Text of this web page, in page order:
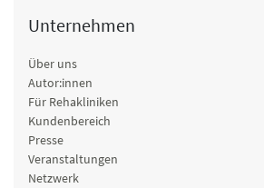
Unternehmen
Über uns
Autor:innen
Für Rehakliniken
Kundenbereich
Presse
Veranstaltungen
Netzwerk